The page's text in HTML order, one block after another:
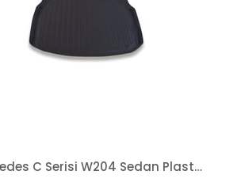
Mercedes C Serisi W204 Sedan Plastik 2007-2013 Paspas ve Bagaj Havuzu Seti